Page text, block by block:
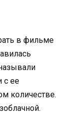
в фильме
с ее
количестве.